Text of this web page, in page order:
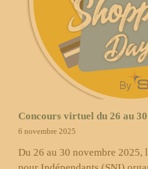
Concours virtuel du 26 au
6 novembre 2025
Du 26 au 30 novembre 2025,